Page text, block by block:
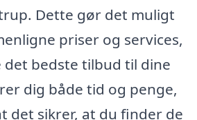
Dette gør det muligt
priser og services,
det bedste tilbud til dine
dig både tid og penge,
det sikrer, at du finder de